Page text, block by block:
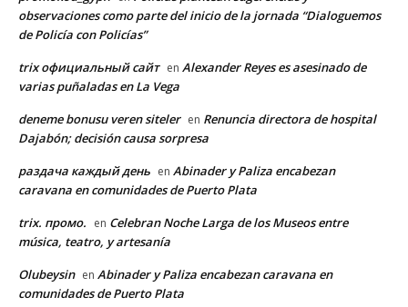
observaciones como parte del inicio de la jornada “Dialoguemos
de Policía con Policías”
trix официальный сайт en Alexander Reyes es asesinado de
varias puñaladas en La Vega
deneme bonusu veren siteler en Renuncia directora de hospital
Dajabón; decisión causa sorpresa
раздача каждый день en Abinader y Paliza encabezan
caravana en comunidades de Puerto Plata
trix. промо. en Celebran Noche Larga de los Museos entre
música, teatro, y artesanía
Olubeysin en Abinader y Paliza encabezan caravana en
comunidades de Puerto Plata